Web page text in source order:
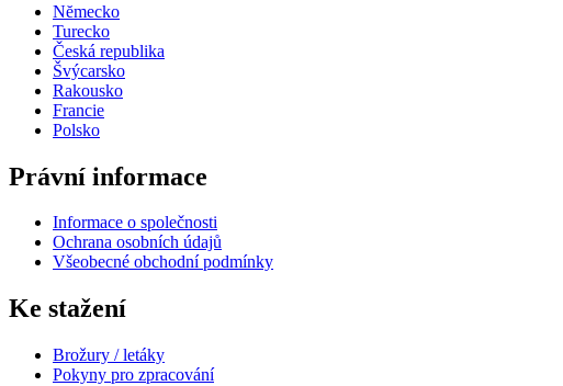
Nĕmecko
Turecko
Česká republika
Švýcarsko
Rakousko
Francie
Polsko
Právní informace
Informace o společnosti
Ochrana osobních údajů
Všeobecné obchodní podmínky
Ke stažení
Brožury / letáky
Pokyny pro zpracování